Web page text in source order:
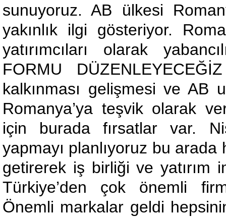
sunuyoruz. AB ülkesi
yakınlık ilgi gösteriyor.
yatırımcıları olarak
FORMU
kalkınması gelişmesi ve
Romanya’ya teşvik olarak
için burada fırsatlar var.
yapmayı planlıyoruz bu arada
getirerek iş birliği ve yatırım
Türkiye’den çok önemli
Önemli markalar geldi